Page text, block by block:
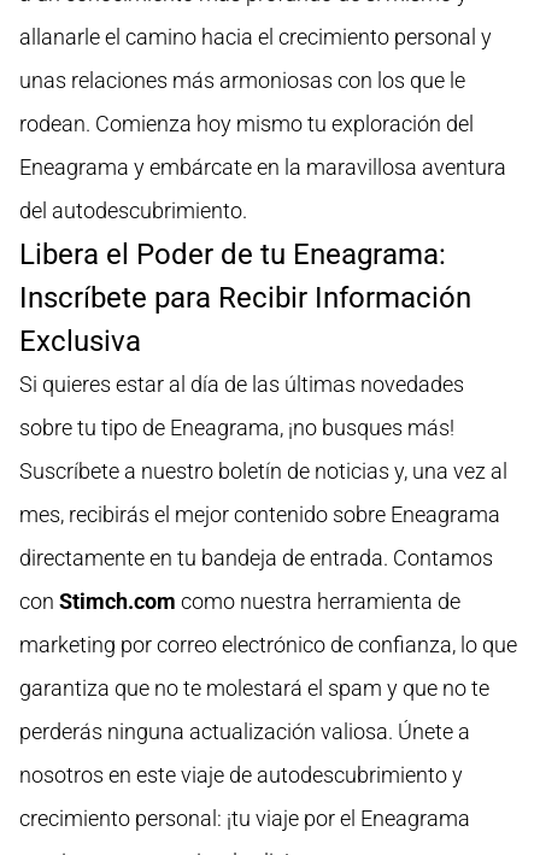
allanarle el camino hacia el crecimiento personal y
unas relaciones más armoniosas con los que le
rodean. Comienza hoy mismo tu exploración del
Eneagrama y embárcate en la maravillosa aventura
del autodescubrimiento.
Libera el Poder de tu Eneagrama:
Inscríbete para Recibir Información
Exclusiva
Si quieres estar al día de las últimas novedades
sobre tu tipo de Eneagrama, ¡no busques más!
Suscríbete a nuestro boletín de noticias y, una vez al
mes, recibirás el mejor contenido sobre Eneagrama
directamente en tu bandeja de entrada. Contamos
con Stimch.com como nuestra herramienta de
marketing por correo electrónico de confianza, lo que
garantiza que no te molestará el spam y que no te
perderás ninguna actualización valiosa. Únete a
nosotros en este viaje de autodescubrimiento y
crecimiento personal: ¡tu viaje por el Eneagrama